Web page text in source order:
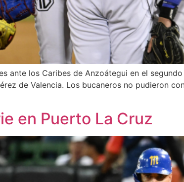
ante los Caribes de Anzoátegui en el
de Valencia. Los bucaneros no pudieron
en Puerto La Cruz